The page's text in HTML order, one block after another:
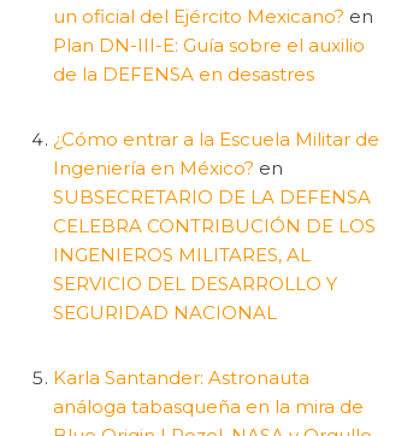
un oficial del Ejército Mexicano? en
Plan DN-III-E: Guía sobre el auxilio
de la DEFENSA en desastres
¿Cómo entrar a la Escuela Militar de
Ingeniería en México? en
SUBSECRETARIO DE LA DEFENSA
CELEBRA CONTRIBUCIÓN DE LOS
INGENIEROS MILITARES, AL
SERVICIO DEL DESARROLLO Y
SEGURIDAD NACIONAL
Karla Santander: Astronauta
análoga tabasqueña en la mira de